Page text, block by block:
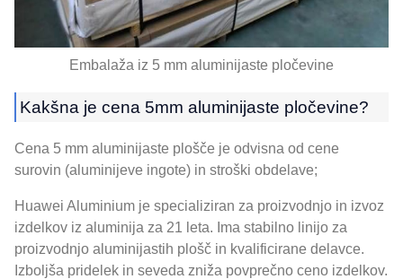
Embalaža iz 5 mm aluminijaste pločevine
Kakšna je cena 5mm aluminijaste pločevine?
Cena 5 mm aluminijaste plošče je odvisna od cene
surovin (aluminijeve ingote) in stroški obdelave;
Huawei Aluminium je specializiran za proizvodnjo in izvoz
izdelkov iz aluminija za 21 leta. Ima stabilno linijo za
proizvodnjo aluminijastih plošč in kvalificirane delavce.
Izboljša pridelek in seveda zniža povprečno ceno izdelkov.